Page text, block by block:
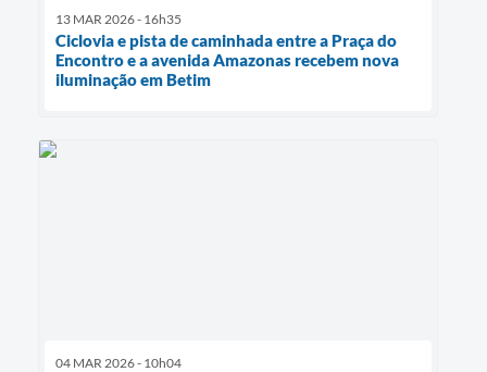
13 MAR 2026 - 16h35
Ciclovia e pista de caminhada entre a Praça do
Encontro e a avenida Amazonas recebem nova
iluminação em Betim
04 MAR 2026 - 10h04